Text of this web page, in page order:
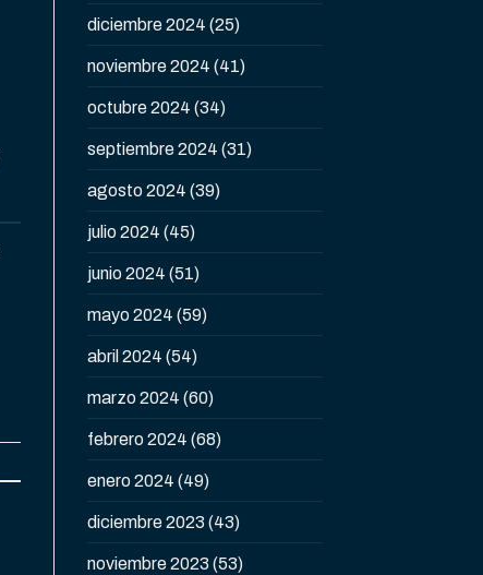
diciembre 2024 (25)
noviembre 2024 (41)
octubre 2024 (34)
septiembre 2024 (31)
agosto 2024 (39)
julio 2024 (45)
junio 2024 (51)
mayo 2024 (59)
abril 2024 (54)
marzo 2024 (60)
febrero 2024 (68)
enero 2024 (49)
diciembre 2023 (43)
noviembre 2023 (53)